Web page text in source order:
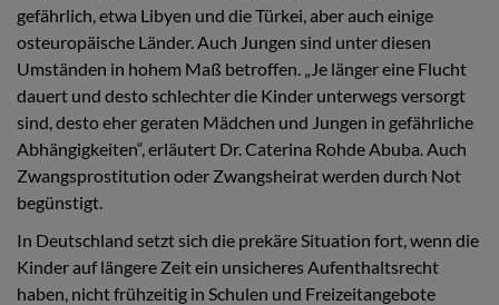
gefährlich, etwa Libyen und die Türkei, aber auch einige
osteuropäische Länder. Auch Jungen sind unter diesen
Umständen in hohem Maß betroffen. „Je länger eine Flucht
dauert und desto schlechter die Kinder unterwegs versorgt
sind, desto eher geraten Mädchen und Jungen in gefährliche
Abhängigkeiten“, erläutert Dr. Caterina Rohde Abuba. Auch
Zwangsprostitution oder Zwangsheirat werden durch Not
begünstigt.
In Deutschland setzt sich die prekäre Situation fort, wenn die
Kinder auf längere Zeit ein unsicheres Aufenthaltsrecht
haben, nicht frühzeitig in Schulen und Freizeitangebote